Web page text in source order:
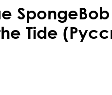
SpongeBob
Tide